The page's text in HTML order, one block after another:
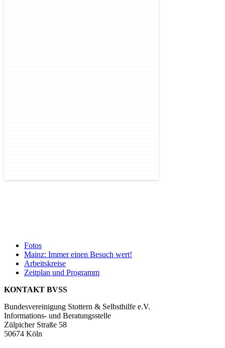
Fotos
Mainz: Immer einen Besuch wert!
Arbeitskreise
Zeitplan und Programm
KONTAKT BVSS
Bundesvereinigung Stottern & Selbsthilfe e.V.
Informations- und Beratungsstelle
Zülpicher Straße 58
50674 Köln